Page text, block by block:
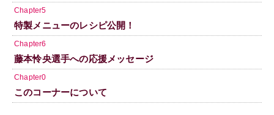
Chapter5
特製メニューのレシピ公開！
Chapter6
藤本怜央選手への応援メッセージ
Chapter0
このコーナーについて